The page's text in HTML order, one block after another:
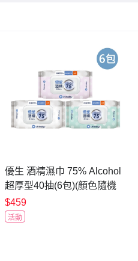
優生 酒精濕巾 75% Alcohol
超厚型40抽(6包)(顏色隨機
出貨)
$459
活動